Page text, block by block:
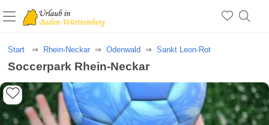
Start Rhein-Neckar Odenwald Sankt Leon-Rot
Soccerpark Rhein-Neckar